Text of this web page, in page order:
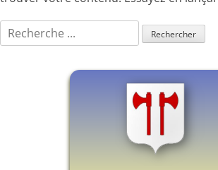
Rechercher :